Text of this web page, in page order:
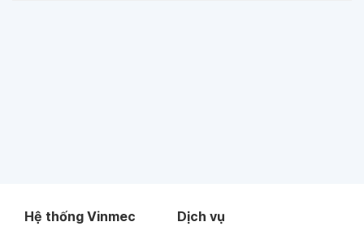
Hệ thống Vinmec Dịch vụ